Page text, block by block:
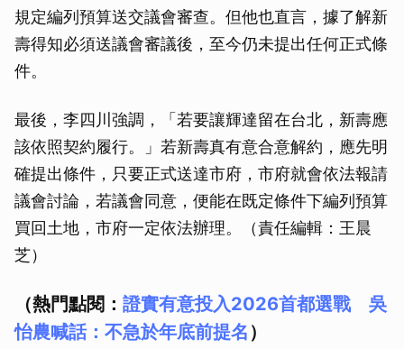
規定編列預算送交議會審查。但他也直言，據了解新
壽得知必須送議會審議後，至今仍未提出任何正式條
件。
最後，李四川強調，「若要讓輝達留在台北，新壽應
該依照契約履行。」若新壽真有意合意解約，應先明
確提出條件，只要正式送達市府，市府就會依法報請
議會討論，若議會同意，便能在既定條件下編列預算
買回土地，市府一定依法辦理。（責任編輯：王晨
芝）
（熱門點閱： 證實有意投入2026首都選戰 吳
怡農喊話：不急於年底前提名 ）